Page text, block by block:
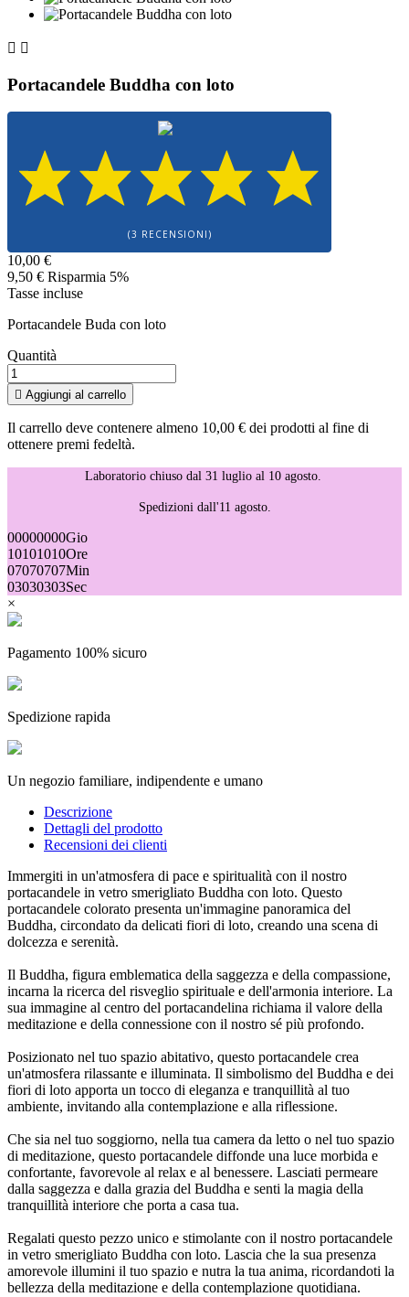
 
Portacandele Buddha con loto
(3 RECENSIONI)
10,00 €
9,50 € Risparmia 5%
Tasse incluse
Portacandele Buda con loto
Quantità
 Aggiungi al carrello
Il carrello deve contenere almeno 10,00 € dei prodotti al fine di
ottenere premi fedeltà.
Laboratorio chiuso dal 31 luglio al 10 agosto.
Spedizioni dall'11 agosto.
00000000Gio
10101010Ore
07070707Min
03030303Sec
×
Pagamento 100% sicuro
Spedizione rapida
Un negozio familiare, indipendente e umano
Descrizione
Dettagli del prodotto
Recensioni dei clienti
Immergiti in un'atmosfera di pace e spiritualità con il nostro
portacandele in vetro smerigliato Buddha con loto. Questo
portacandele colorato presenta un'immagine panoramica del
Buddha, circondato da delicati fiori di loto, creando una scena di
dolcezza e serenità.
Il Buddha, figura emblematica della saggezza e della compassione,
incarna la ricerca del risveglio spirituale e dell'armonia interiore. La
sua immagine al centro del portacandelina richiama il valore della
meditazione e della connessione con il nostro sé più profondo.
Posizionato nel tuo spazio abitativo, questo portacandele crea
un'atmosfera rilassante e illuminata. Il simbolismo del Buddha e dei
fiori di loto apporta un tocco di eleganza e tranquillità al tuo
ambiente, invitando alla contemplazione e alla riflessione.
Che sia nel tuo soggiorno, nella tua camera da letto o nel tuo spazio
di meditazione, questo portacandele diffonde una luce morbida e
confortante, favorevole al relax e al benessere. Lasciati permeare
dalla saggezza e dalla grazia del Buddha e senti la magia della
tranquillità interiore che porta a casa tua.
Regalati questo pezzo unico e stimolante con il nostro portacandele
in vetro smerigliato Buddha con loto. Lascia che la sua presenza
amorevole illumini il tuo spazio e nutra la tua anima, ricordandoti la
bellezza della meditazione e della contemplazione quotidiana.